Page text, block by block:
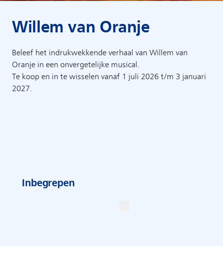
Willem van Oranje
Beleef het indrukwekkende verhaal van Willem van
Oranje in een onvergetelijke musical.
Te koop en in te wisselen vanaf 1 juli 2026 t/m 3 januari
2027.
Inbegrepen